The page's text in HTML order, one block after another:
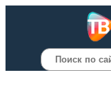
Поиск